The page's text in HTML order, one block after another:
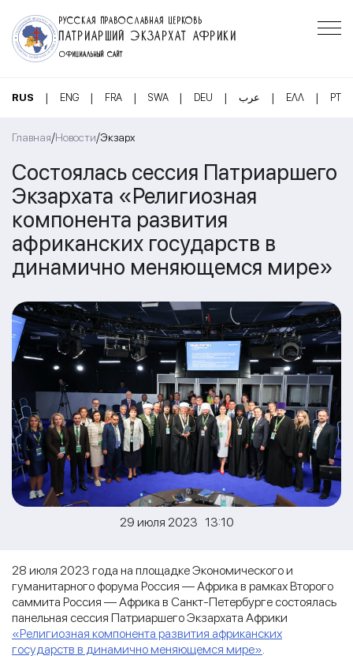
РУССКАЯ ПРАВОСЛАВНАЯ ЦЕРКОВЬ
ПАТРИАРШИЙ ЭКЗАРХАТ АФРИКИ
ОФИЦИАЛЬНЫЙ САЙТ
RUS | ENG | FRA | SWA | DEU | عرب | ΕΛΛ | PT
Главная/Новости/Экзарх
Состоялась сессия Патриаршего
Экзархата «Религиозная
компонента развития
африканских государств в
динамично меняющемся мире»
29 июля 2023 13:10
28 июля 2023 года на площадке Экономического и
гуманитарного форума Россия — Африка в рамках Второго
саммита Россия — Африка в Санкт-Петербурге состоялась
панельная сессия Патриаршего Экзархата Африки
«Религиозная компонента развития африканских
государств в динамично меняющемся мире»